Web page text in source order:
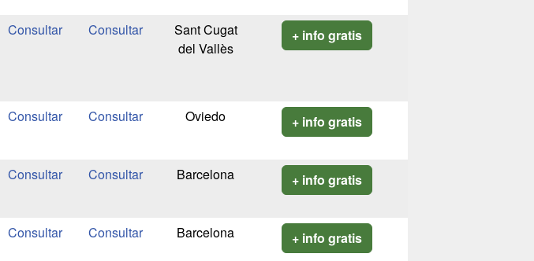
Sant Cugat
del Vallès
+ info gratis
Oviedo + info gratis
Barcelona + info gratis
Barcelona + info gratis